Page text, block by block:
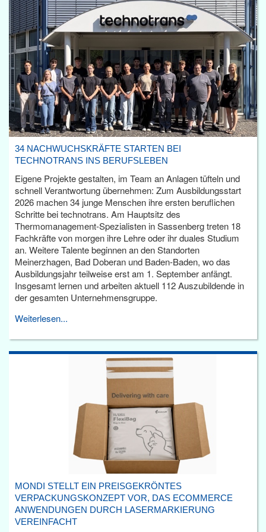
34 NACHWUCHSKRÄFTE STARTEN BEI
TECHNOTRANS INS BERUFSLEBEN
Eigene Projekte gestalten, im Team an Anlagen tüfteln und
schnell Verantwortung übernehmen: Zum Ausbildungsstart
2026 machen 34 junge Menschen ihre ersten beruflichen
Schritte bei technotrans. Am Hauptsitz des
Thermomanagement-Spezialisten in Sassenberg treten 18
Fachkräfte von morgen ihre Lehre oder ihr duales Studium
an. Weitere Talente beginnen an den Standorten
Meinerzhagen, Bad Doberan und Baden-Baden, wo das
Ausbildungsjahr teilweise erst am 1. September anfängt.
Insgesamt lernen und arbeiten aktuell 112 Auszubildende in
der gesamten Unternehmensgruppe.
Weiterlesen...
MONDI STELLT EIN PREISGEKRÖNTES
VERPACKUNGSKONZEPT VOR, DAS ECOMMERCE
ANWENDUNGEN DURCH LASERMARKIERUNG
VEREINFACHT